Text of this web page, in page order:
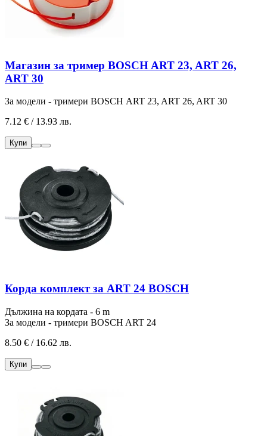
Магазин за тример BOSCH ART 23, ART 26,
ART 30
За модели - тримери BOSCH ART 23, ART 26, ART 30
7.12 € / 13.93 лв.
Купи
Корда комплект за ART 24 BOSCH
Дължина на кордата - 6 m
За модели - тримери BOSCH ART 24
8.50 € / 16.62 лв.
Купи